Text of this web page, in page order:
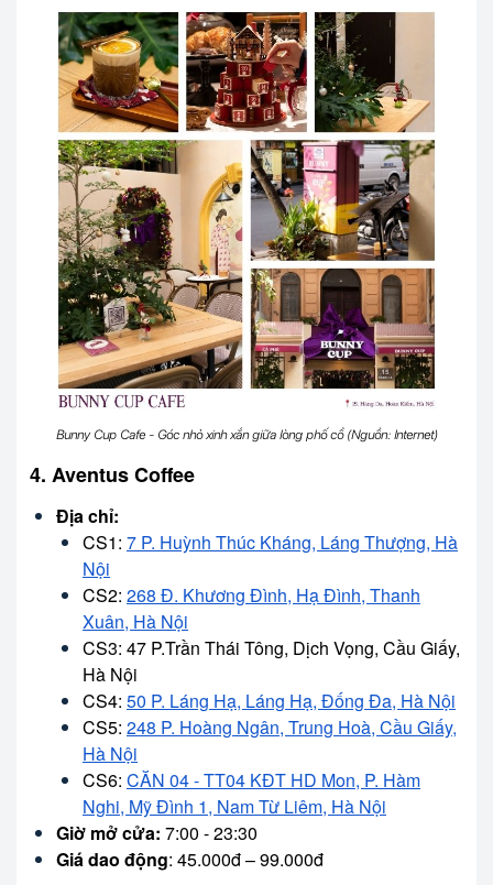
Bunny Cup Cafe - Góc nhỏ xinh xắn giữa lòng phố cổ (Nguồn: Internet)
4. Aventus Coffee
Địa chỉ:
CS1: 7 P. Huỳnh Thúc Kháng, Láng Thượng, Hà
Nội
CS2: 268 Đ. Khương Đình, Hạ Đình, Thanh
Xuân, Hà Nội
CS3: 47 P.Trần Thái Tông, Dịch Vọng, Cầu Giấy,
Hà Nội
CS4: 50 P. Láng Hạ, Láng Hạ, Đống Đa, Hà Nội
CS5: 248 P. Hoàng Ngân, Trung Hoà, Cầu Giấy,
Hà Nội
CS6: CĂN 04 - TT04 KĐT HD Mon, P. Hàm
Nghi, Mỹ Đình 1, Nam Từ Liêm, Hà Nội
Giờ mở cửa: 7:00 - 23:30
Giá dao động: 45.000đ – 99.000đ